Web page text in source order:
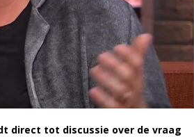
direct tot discussie over de vraag